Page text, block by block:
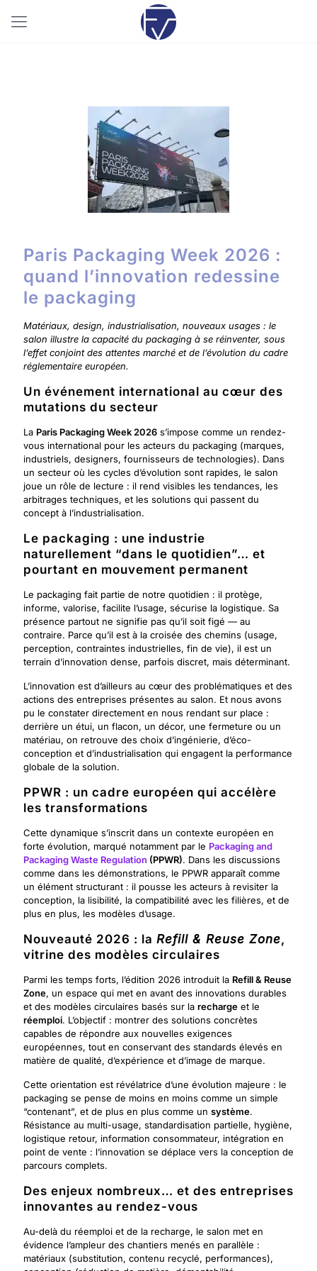
Paris Packaging Week 2026 :
quand l’innovation redessine
le packaging
Matériaux, design, industrialisation, nouveaux usages : le
salon illustre la capacité du packaging à se réinventer, sous
l’effet conjoint des attentes marché et de l’évolution du cadre
réglementaire européen.
Un événement international au cœur des
mutations du secteur
La Paris Packaging Week 2026 s’impose comme un rendez-
vous international pour les acteurs du packaging (marques,
industriels, designers, fournisseurs de technologies). Dans
un secteur où les cycles d’évolution sont rapides, le salon
joue un rôle de lecture : il rend visibles les tendances, les
arbitrages techniques, et les solutions qui passent du
concept à l’industrialisation.
Le packaging : une industrie
naturellement “dans le quotidien”… et
pourtant en mouvement permanent
Le packaging fait partie de notre quotidien : il protège,
informe, valorise, facilite l’usage, sécurise la logistique. Sa
présence partout ne signifie pas qu’il soit figé — au
contraire. Parce qu’il est à la croisée des chemins (usage,
perception, contraintes industrielles, fin de vie), il est un
terrain d’innovation dense, parfois discret, mais déterminant.
L’innovation est d’ailleurs au cœur des problématiques et des
actions des entreprises présentes au salon. Et nous avons
pu le constater directement en nous rendant sur place :
derrière un étui, un flacon, un décor, une fermeture ou un
matériau, on retrouve des choix d’ingénierie, d’éco-
conception et d’industrialisation qui engagent la performance
globale de la solution.
PPWR : un cadre européen qui accélère
les transformations
Cette dynamique s’inscrit dans un contexte européen en
forte évolution, marqué notamment par le Packaging and
Packaging Waste Regulation (PPWR). Dans les discussions
comme dans les démonstrations, le PPWR apparaît comme
un élément structurant : il pousse les acteurs à revisiter la
conception, la lisibilité, la compatibilité avec les filières, et de
plus en plus, les modèles d’usage.
Nouveauté 2026 : la Refill & Reuse Zone,
vitrine des modèles circulaires
Parmi les temps forts, l’édition 2026 introduit la Refill & Reuse
Zone, un espace qui met en avant des innovations durables
et des modèles circulaires basés sur la recharge et le
réemploi. L’objectif : montrer des solutions concrètes
capables de répondre aux nouvelles exigences
européennes, tout en conservant des standards élevés en
matière de qualité, d’expérience et d’image de marque.
Cette orientation est révélatrice d’une évolution majeure : le
packaging se pense de moins en moins comme un simple
“contenant”, et de plus en plus comme un système.
Résistance au multi-usage, standardisation partielle, hygiène,
logistique retour, information consommateur, intégration en
point de vente : l’innovation se déplace vers la conception de
parcours complets.
Des enjeux nombreux… et des entreprises
innovantes au rendez-vous
Au-delà du réemploi et de la recharge, le salon met en
évidence l’ampleur des chantiers menés en parallèle :
matériaux (substitution, contenu recyclé, performances),